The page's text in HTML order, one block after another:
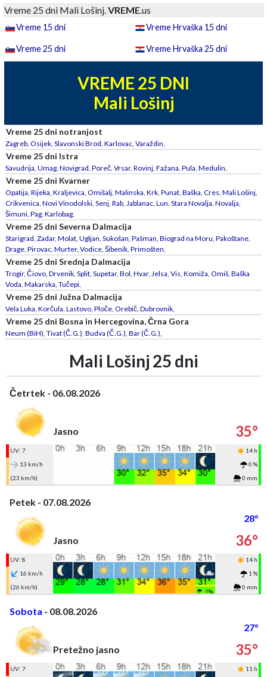
Vreme 25 dni Mali Lošinj.VREME.us
Vreme 15 dni Vreme Hrvaška 15 dni
Vreme 25 dni Vreme Hrvaška 25 dni
VREME 25 DNI
Mali Lošinj
Vreme 25 dni notranjost
Zagreb, Osijek, Slavonski Brod, Karlovac, Varaždin,
Vreme 25 dni Istra
Savudrija, Umag, Novigrad, Poreč, Vrsar, Rovinj, Fažana, Pula, Medulin,
Vreme 25 dni Kvarner
Opatija, Rijeka, Kraljevica, Omišalj, Malinska, Krk, Punat, Baška, Cres, Mali Lošinj,
Crikvenica, Novi Vinodolski, Senj, Rab, Jablanac, Lun, Stara Novalja, Novalja,
Šimuni, Pag, Karlobag,
Vreme 25 dni Severna Dalmacija
Starigrad, Zadar, Molat, Ugljan, Sukošan, Pašman, Biograd na Moru, Pakoštane,
Drage, Pirovac, Murter, Vodice, Šibenik, Primošten,
Vreme 25 dni Srednja Dalmacija
Trogir, Čiovo, Drvenik, Split, Supetar, Bol, Hvar, Jelsa, Vis, Komiža, Omiš, Baška
Voda, Makarska, Tučepi,
Vreme 25 dni Južna Dalmacija
Vela Luka, Korčula, Lastovo, Ploče, Orebič, Dubrovnik,
Vreme 25 dni Bosna in Hercegovina, Črna Gora
Neum (BiH), Tivat (Č.G.), Budva (Č.G.), Bar (Č.G.),
Mali Lošinj 25 dni
Četrtek - 06.08.2026
Jasno 35°
UV: 7
14 h
13 km/h
0 %
(23 km/h)
0 mm
Petek - 07.08.2026
28°
Jasno
36°
UV: 8
14 h
16 km/h
1 %
(26 km/h)
0 mm
Sobota - 08.08.2026
27°
Pretežno jasno
35°
UV: 7
11 h